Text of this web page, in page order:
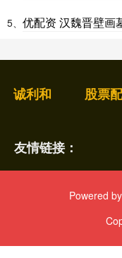
5、 优配资 汉魏晋壁画
诚利和 股票
友情链接：
Powered by